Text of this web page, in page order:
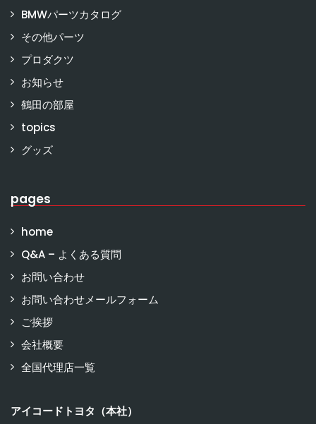
BMWパーツカタログ
その他パーツ
プロダクツ
お知らせ
鶴田の部屋
topics
グッズ
pages
home
Q&A – よくある質問
お問い合わせ
お問い合わせメールフォーム
ご挨拶
会社概要
全国代理店一覧
アイコードトヨタ（本社）